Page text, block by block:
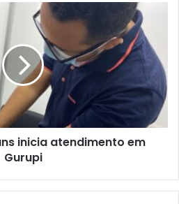
inicia atendimento em
Gurupi